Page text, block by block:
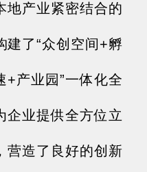
地产业紧密结合的
建了“众创空间+孵
产业园”一体化全
企业提供全方位立
营造了良好的创新